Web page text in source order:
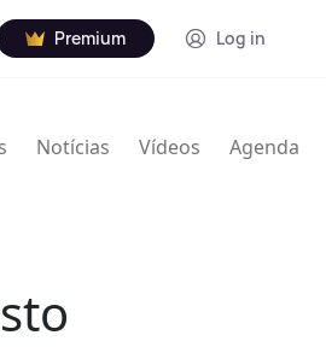
Premium Log in
Notícias Vídeos Agenda